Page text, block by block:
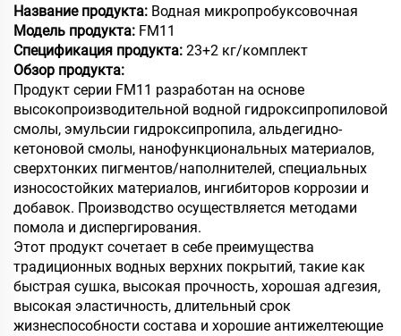
Название продукта: Водная микропробуксовочная
Модель продукта: FM11
Спецификация продукта: 23+2 кг/комплект
Обзор продукта:
Продукт серии FM11 разработан на основе
высокопроизводительной водной гидроксипропиловой
смолы, эмульсии гидроксипропила, альдегидно-
кетоновой смолы, нанофункциональных материалов,
сверхтонких пигментов/наполнителей, специальных
износостойких материалов, ингибиторов коррозии и
добавок. Производство осуществляется методами
помола и диспергирования.
Этот продукт сочетает в себе преимущества
традиционных водных верхних покрытий, такие как
быстрая сушка, высокая прочность, хорошая адгезия,
высокая эластичность, длительный срок
жизнеспособности состава и хорошие антижелтеющие